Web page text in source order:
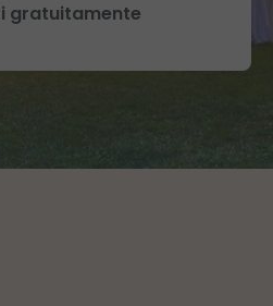
gratuitamente